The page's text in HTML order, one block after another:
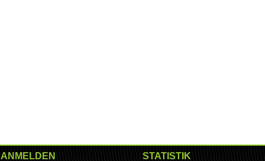
ANMELDEN STATISTIK